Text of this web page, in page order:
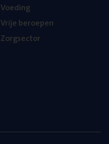
Voe­ding
Vrije beroe­pen
Zorg­sec­tor